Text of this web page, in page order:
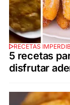
RECETAS
5 recetas
disfrutar